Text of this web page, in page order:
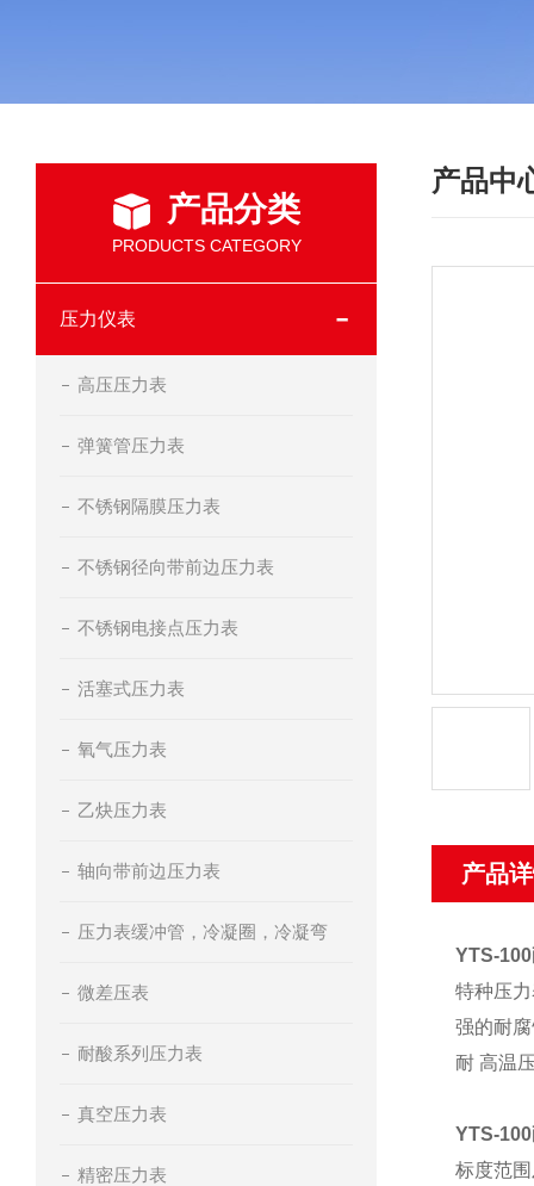
产品分类
PRODUCTS CATEGORY
压力仪表
高压压力表
弹簧管压力表
不锈钢隔膜压力表
不锈钢径向带前边压力表
不锈钢电接点压力表
活塞式压力表
氧气压力表
乙炔压力表
轴向带前边压力表
压力表缓冲管，冷凝圈，冷凝弯
微差压表
耐酸系列压力表
真空压力表
精密压力表
产品中
产品
YTS-
特种压
强的耐
耐 高温
YTS-
标度范